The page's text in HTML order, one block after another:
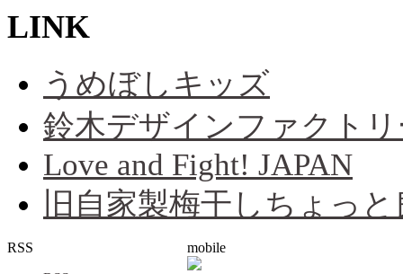
LINK
うめぼしキッズ
鈴木デザインファクト
Love and Fight! JAPAN
旧自家製梅干しちょっ
RSS
mobile